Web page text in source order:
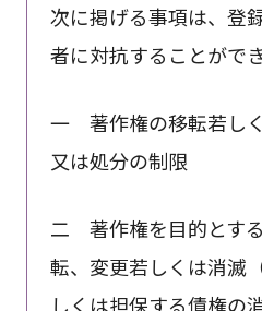
次に掲げる事項は、登
者に対抗することがで
一 著作権の移転若し
又は処分の制限
二 著作権を目的とす
転、変更若しくは消滅
しくは担保する債権の